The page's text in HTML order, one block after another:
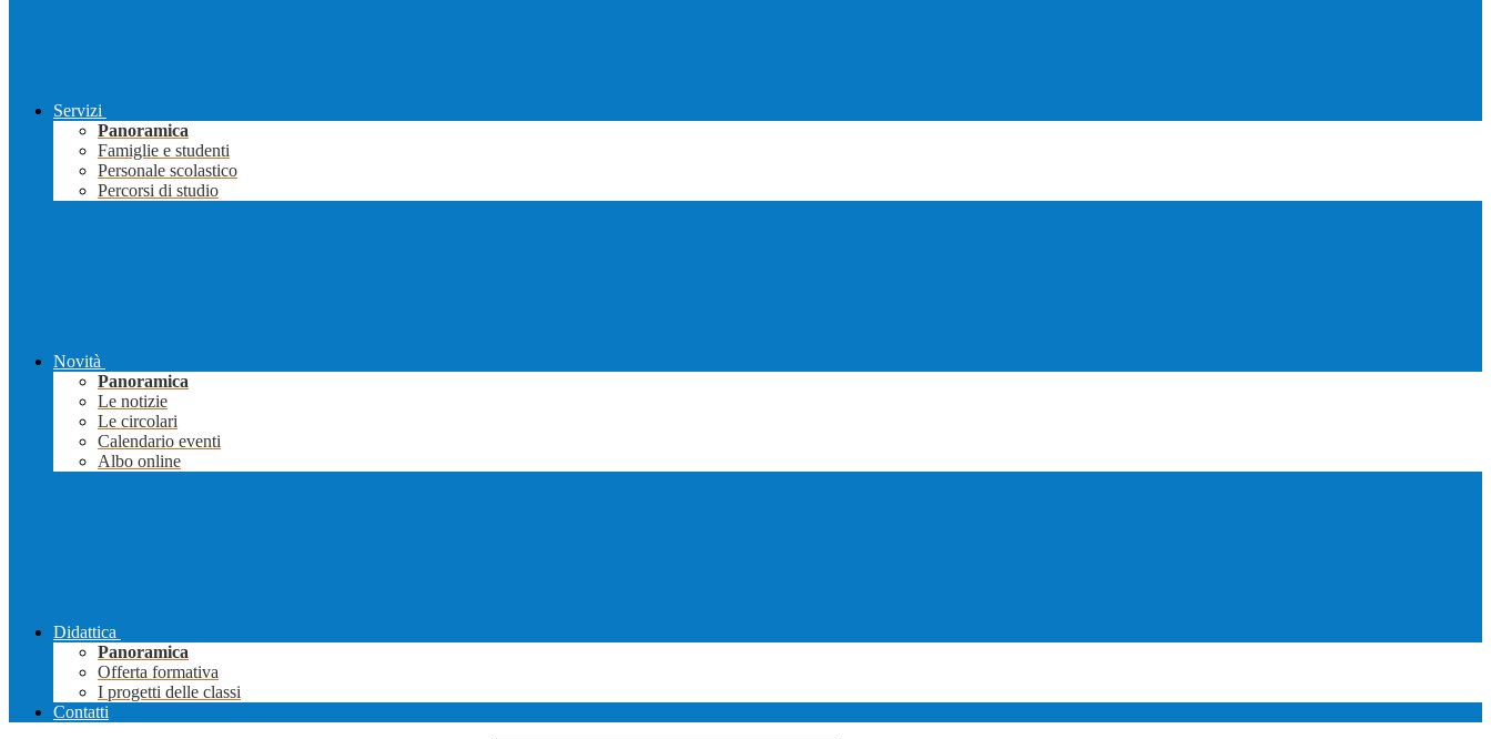
Servizi
Panoramica
Famiglie e studenti
Personale scolastico
Percorsi di studio
Novità
Panoramica
Le notizie
Le circolari
Calendario eventi
Albo online
Didattica
Panoramica
Offerta formativa
I progetti delle classi
Contatti